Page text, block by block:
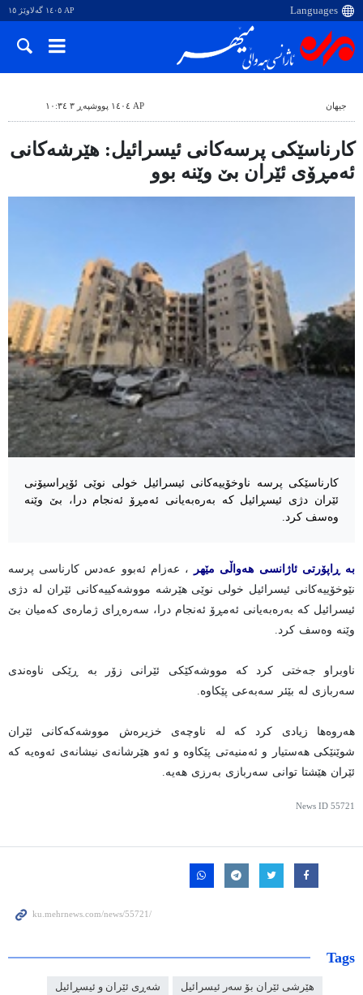
AP ١٤٠٥ گەلاوێژ ١٥
جیهان AP ١٤٠٤ پووشپەڕ ٣ ١٠:٣٤
کارناسێکی پرسەکانی ئیسرائیل: هێرشەکانی
ئەمڕۆی ئێران بێ وێنە بوو
کارناسێکی پرسە ناوخۆییەکانی ئیسرائیل خولی نوێی ئۆپراسیۆنی
ئێران دژی ئیسڕائیل کە بەرەبەیانی ئەمڕۆ ئەنجام درا، بێ وێنە
وەسف کرد.
بە ڕاپۆرتی ئاژانسی هەواڵی مێهر
، عەزام ئەبوو عەدس کارناسی پرسە
نێوخۆییەکانی ئیسرائیل خولی نوێی هێرشە مووشەکییەکانی ئێران لە دژی
ئیسرائیل کە بەرەبەیانی ئەمڕۆ ئەنجام درا، سەرەڕای ژمارەی کەمیان بێ
وێنە وەسف کرد.
ناوبراو جەختی کرد کە مووشەکێکی ئێرانی زۆر بە ڕێکی ناوەندی
سەربازی لە بێئر سەبەعی پێکاوە.
هەروەها زیادی کرد کە لە ناوچەی خزیرەش مووشەکەکانی ئێران
شوێنێکی هەستیار و ئەمنیەتی پێکاوە و ئەو هێرشانەی نیشانەی ئەوەیە کە
ئێران هێشتا توانی سەربازی بەرزی هەیە.
News ID 55721
Tags
هێرشی ئێران بۆ سەر ئیسرائیل شەڕی ئێران و ئیسڕائیل